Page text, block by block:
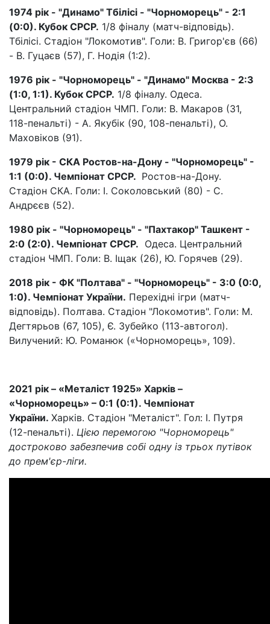
1974 рік - "Динамо" Тбілісі - "Чорноморець" - 2:1
(0:0). Кубок СРСР. 1/8 фіналу (матч-відповідь).
Тбілісі. Стадіон "Локомотив". Голи: В. Григор'єв (66)
- В. Гуцаєв (57), Г. Нодія (1:2).
1976 рік - "Чорноморець" - "Динамо" Москва - 2:3
(1:0, 1:1). Кубок СРСР. 1/8 фіналу. Одеса.
Центральний стадіон ЧМП. Голи: В. Макаров (31,
118-пенальті) - А. Якубік (90, 108-пенальті), О.
Маховіков (91).
1979 рік - СКА Ростов-на-Дону - "Чорноморець" -
1:1 (0:0). Чемпіонат СРСР. Ростов-на-Дону.
Стадіон СКА. Голи: І. Соколовський (80) - С.
Андрєєв (52).
1980 рік - "Чорноморець" - "Пахтакор" Ташкент -
2:0 (2:0). Чемпіонат СРСР. Одеса. Центральний
стадіон ЧМП. Голи: В. Іщак (26), Ю. Горячев (29).
2018 рік - ФК "Полтава" - "Чорноморець" - 3:0 (0:0,
1:0). Чемпіонат України. Перехідні ігри (матч-
відповідь). Полтава. Стадіон "Локомотив". Голи: М.
Дегтярьов (67, 105), Є. Зубейко (113-автогол).
Вилучений: Ю. Романюк («Чорноморець», 109).
2021 рік – «Металіст 1925» Харків –
«Чорноморець» – 0:1 (0:1). Чемпіонат
України. Харків. Стадіон "Металіст". Гол: І. Путря
(12-пенальті). Цією перемогою "Чорноморець"
достроково забезпечив собі одну із трьох путівок
до прем'єр-ліги.